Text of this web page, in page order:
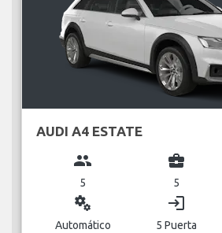
AUDI A4 ESTATE
group
5
business_center
5
miscellaneous_services
Automático
login
5 Puerta